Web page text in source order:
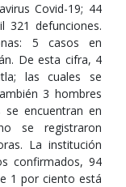
Covid-19; 44
321 defunciones.
5 casos en
De esta cifra, 4
las cuales se
3 hombres
se encuentran en
se registraron
La institución
confirmados, 94
1 por ciento está